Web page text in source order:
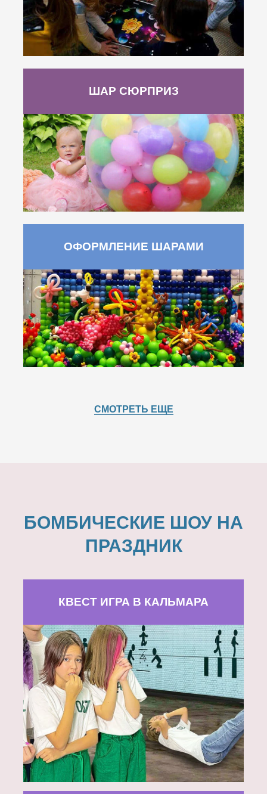
ШАР СЮРПРИЗ
ОФОРМЛЕНИЕ ШАРАМИ
СМОТРЕТЬ ЕЩЕ
БОМБИЧЕСКИЕ ШОУ НА
ПРАЗДНИК
КВЕСТ ИГРА В КАЛЬМАРА